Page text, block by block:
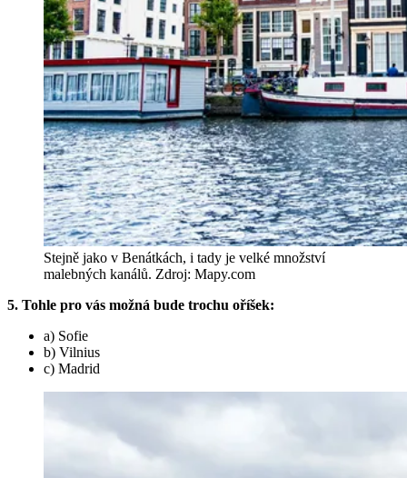
Stejně jako v Benátkách, i tady je velké množství
malebných kanálů. Zdroj: Mapy.com
5. Tohle pro vás možná bude trochu oříšek:
a) Sofie
b) Vilnius
c) Madrid